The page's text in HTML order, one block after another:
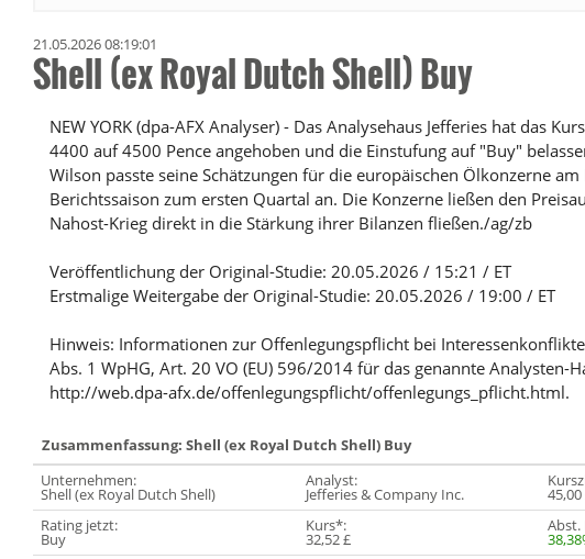
21.05.2026 08:19:01
Shell (ex Royal Dutch Shell) Buy
NEW YORK (dpa-AFX Analyser) - Das Analysehaus Jefferies hat das
4400 auf 4500 Pence angehoben und die Einstufung auf "Buy"
Wilson passte seine Schätzungen für die europäischen Ölkonzerne
Berichtssaison zum ersten Quartal an. Die Konzerne ließen den
Nahost-Krieg direkt in die Stärkung ihrer Bilanzen fließen./ag/zb
Veröffentlichung der Original-Studie: 20.05.2026 / 15:21 / ET
Erstmalige Weitergabe der Original-Studie: 20.05.2026 / 19:00 / ET
Hinweis: Informationen zur Offenlegungspflicht bei
Abs. 1 WpHG, Art. 20 VO (EU) 596/2014 für das genannte Analysten-
http://web.dpa-afx.de/offenlegungspflicht/offenlegungs_pflicht.html.
Zusammenfassung: Shell (ex Royal Dutch Shell) Buy
Unternehmen:
Shell (ex Royal Dutch Shell)
Analyst:
Jefferies & Company Inc.
45,00
Rating jetzt:
Buy
Kurs*:
32,52 £
Abst.